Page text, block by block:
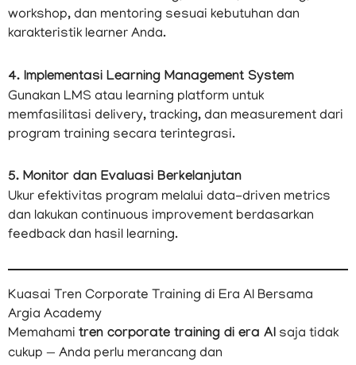
workshop, dan mentoring sesuai kebutuhan dan
karakteristik learner Anda.
4. Implementasi Learning Management System
Gunakan LMS atau learning platform untuk
memfasilitasi delivery, tracking, dan measurement dari
program training secara terintegrasi.
5. Monitor dan Evaluasi Berkelanjutan
Ukur efektivitas program melalui data-driven metrics
dan lakukan continuous improvement berdasarkan
feedback dan hasil learning.
Kuasai Tren Corporate Training di Era AI Bersama
Argia Academy
Memahami tren corporate training di era AI saja tidak
cukup — Anda perlu merancang dan